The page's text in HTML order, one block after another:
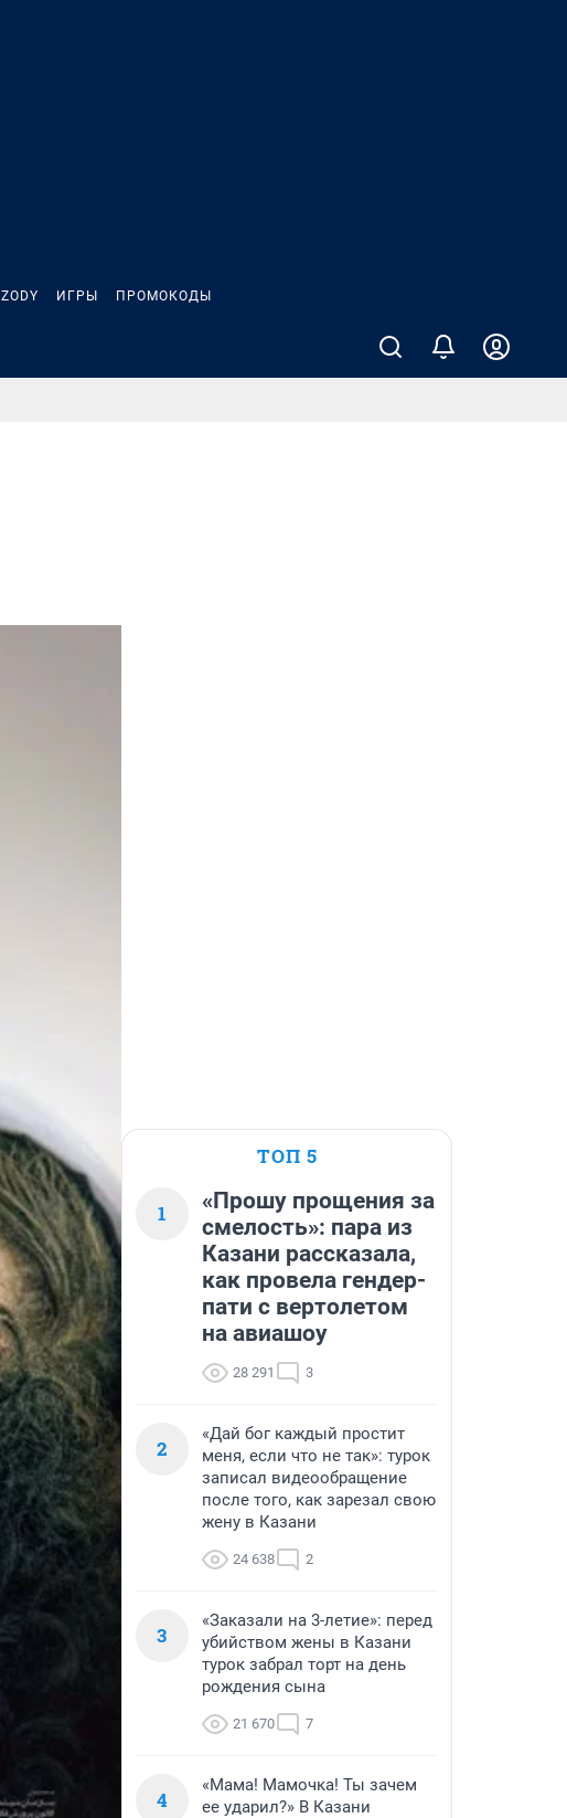
ZODY ИГРЫ ПРОМОКОДЫ
ТОП 5
1
«Прошу прощения за
смелость»: пара из
Казани рассказала,
как провела гендер-
пати с вертолетом
на авиашоу
28 291 3
2
«Дай бог каждый простит
меня, если что не так»: турок
записал видеообращение
после того, как зарезал свою
жену в Казани
24 638 2
3
«Заказали на 3-летие»: перед
убийством жены в Казани
турок забрал торт на день
рождения сына
21 670 7
4
«Мама! Мамочка! Ты зачем
ее ударил?» В Казани